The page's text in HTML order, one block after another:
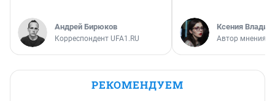
Андрей Бирюков
Корреспондент UFA1.RU
Ксения
Автор мнения
РЕКОМЕНДУЕМ